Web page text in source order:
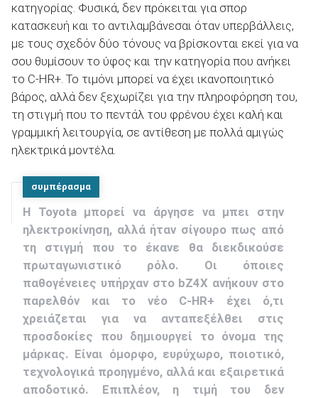
κατηγορίας. Φυσικά, δεν πρόκειται για σπορ
κατασκευή και το αντιλαμβάνεσαι όταν υπερβάλλεις,
με τους σχεδόν δύο τόνους να βρίσκονται εκεί για να
σου θυμίσουν το ύφος και την κατηγορία που ανήκει
το C-HR+. Το τιμόνι μπορεί να έχει ικανοποιητικό
βάρος, αλλά δεν ξεχωρίζει για την πληροφόρηση του,
τη στιγμή που το πεντάλ του φρένου έχει καλή και
γραμμική λειτουργία, σε αντίθεση με πολλά αμιγώς
ηλεκτρικά μοντέλα.
συμπέρασμα
Η Toyota μπορεί να άργησε να μπει στην
ηλεκτροκίνηση, αλλά ήταν σίγουρο πως από
τη στιγμή που το έκανε θα διεκδικούσε
πρωταγωνιστικό ρόλο. Οι όποιες
παθογένειες υπήρχαν στο bZ4X ανήκουν στο
παρελθόν και το νέο C-HR+ έχει ό,τι
χρειάζεται για να ανταπεξέλθει στις
προσδοκίες που δημιουργεί το όνομα της
μάρκας. Είναι όμορφο, ευρύχωρο, ποιοτικό,
τεχνολογικά προηγμένο, αλλά και εξαιρετικά
αποδοτικό. Επιπλέον, η τιμή του δεν